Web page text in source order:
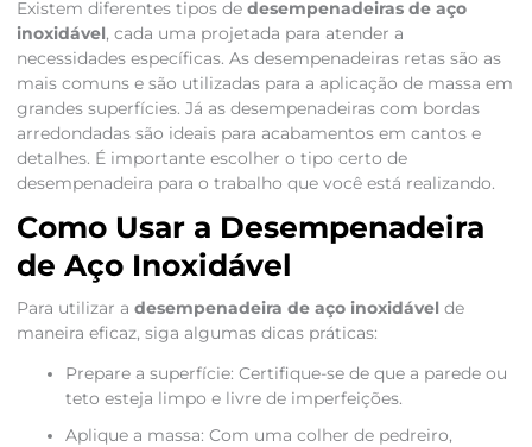
Existem diferentes tipos de desempenadeiras de aço
inoxidável, cada uma projetada para atender a
necessidades específicas. As desempenadeiras retas são as
mais comuns e são utilizadas para a aplicação de massa em
grandes superfícies. Já as desempenadeiras com bordas
arredondadas são ideais para acabamentos em cantos e
detalhes. É importante escolher o tipo certo de
desempenadeira para o trabalho que você está realizando.
Como Usar a Desempenadeira
de Aço Inoxidável
Para utilizar a desempenadeira de aço inoxidável de
maneira eficaz, siga algumas dicas práticas:
Prepare a superfície: Certifique-se de que a parede ou
teto esteja limpo e livre de imperfeições.
Aplique a massa: Com uma colher de pedreiro,